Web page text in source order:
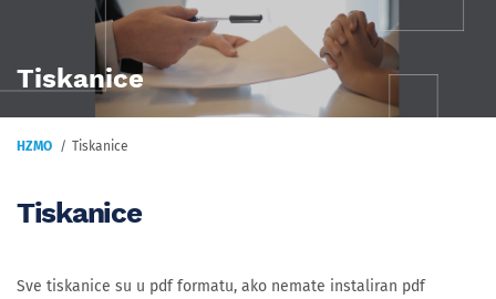
Tiskanice
HZMO Tiskanice
Tiskanice
Sve tiskanice su u pdf formatu, ako nemate instaliran pdf